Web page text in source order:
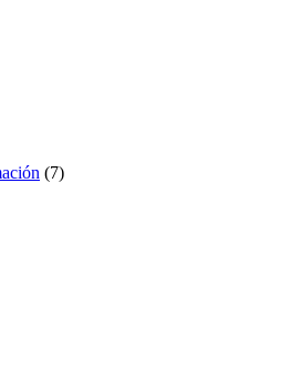
(7)